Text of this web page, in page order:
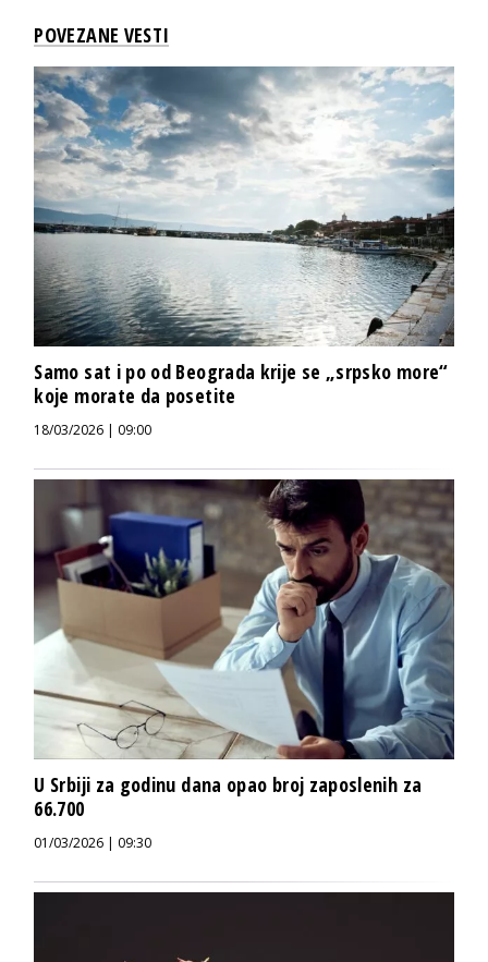
POVEZANE VESTI
Samo sat i po od Beograda krije se „srpsko more“
koje morate da posetite
18/03/2026 | 09:00
U Srbiji za godinu dana opao broj zaposlenih za
66.700
01/03/2026 | 09:30